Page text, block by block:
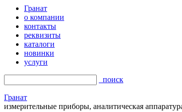
Гранат
о компании
контакты
реквизиты
каталоги
новинки
услуги
поиск
Гранат
измерительные приборы, аналитическая